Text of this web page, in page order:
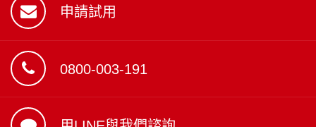
申請試用
0800-003-191